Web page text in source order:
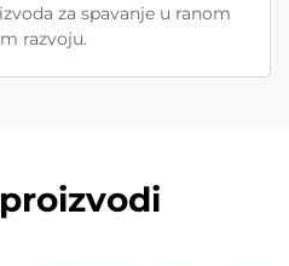
za spavanje u ranom
razvoju.